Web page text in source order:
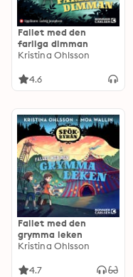
Fallet med den
farliga dimman
Kristina Ohlsson
4.6
Fallet med den
grymma leken
Kristina Ohlsson
4.7